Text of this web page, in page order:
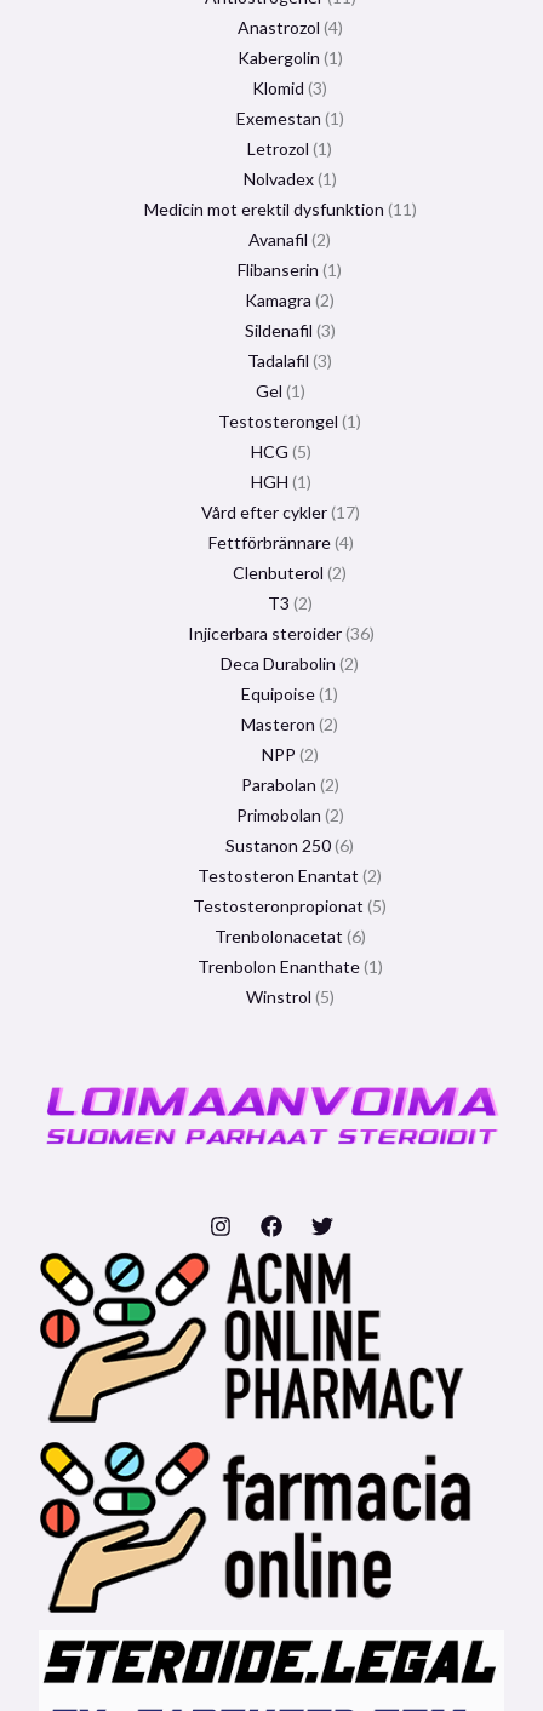
Anastrozol 4
Kabergolin 1
Klomid 3
Exemestan 1
Letrozol 1
Nolvadex 1
Medicin mot erektil dysfunktion 11
Avanafil 2
Flibanserin 1
Kamagra 2
Sildenafil 3
Tadalafil 3
Gel 1
Testosterongel 1
HCG 5
HGH 1
Vård efter cykler 17
Fettförbrännare 4
Clenbuterol 2
T3 2
Injicerbara steroider 36
Deca Durabolin 2
Equipoise 1
Masteron 2
NPP 2
Parabolan 2
Primobolan 2
Sustanon 250 6
Testosteron Enantat 2
Testosteronpropionat 5
Trenbolonacetat 6
Trenbolon Enanthate 1
Winstrol 5